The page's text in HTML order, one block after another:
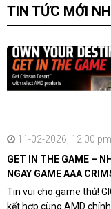
TIN TỨC MỚI
11-02-2026, 12:00 pm
GET IN THE GAME –
NGAY GAME AAA
DESERT CÙNG
AMD
Tin vui cho game thủ!
kết hợp cùng AMD